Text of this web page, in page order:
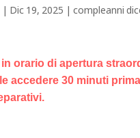
| Dic 19, 2025 | compleanni
orario di apertura
accedere 30 minuti